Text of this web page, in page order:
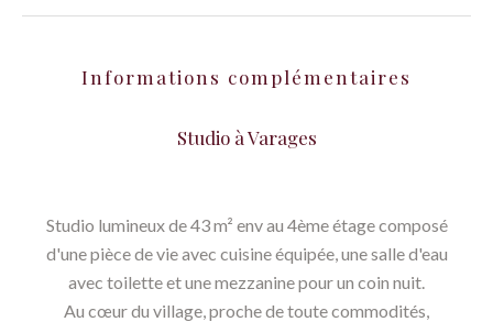
Informations complémentaires
Studio à Varages
Studio lumineux de 43 m² env au 4ème étage composé
d'une pièce de vie avec cuisine équipée, une salle d'eau
avec toilette et une mezzanine pour un coin nuit.
Au cœur du village, proche de toute commodités,